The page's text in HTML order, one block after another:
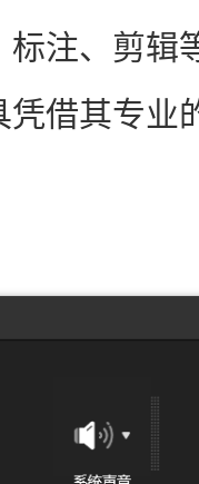
标注、剪辑
凭借其专业